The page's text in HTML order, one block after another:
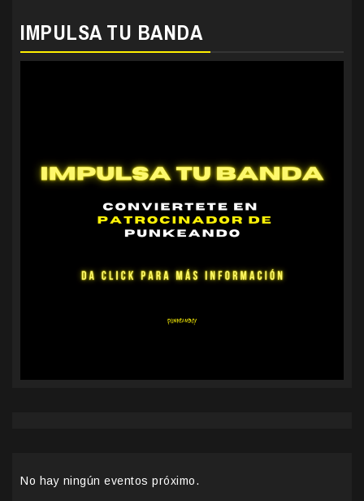
IMPULSA TU BANDA
No hay ningún eventos próximo.